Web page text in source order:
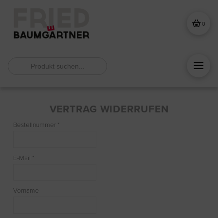
0
VERTRAG WIDERRUFEN
Bestellnummer *
E-Mail *
Vorname